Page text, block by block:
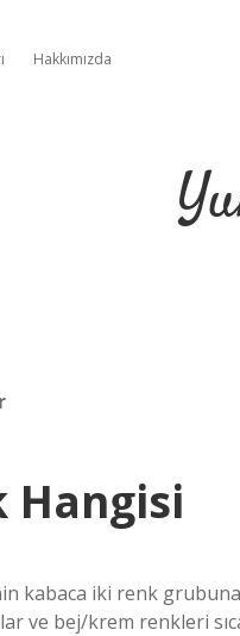
Hakkımızda
Hangisi
kabaca iki renk
ve bej/krem renkleri